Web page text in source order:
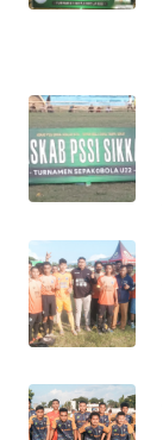
WN
NTT
WN
WN
PAPUA
PAPUA
BARAT